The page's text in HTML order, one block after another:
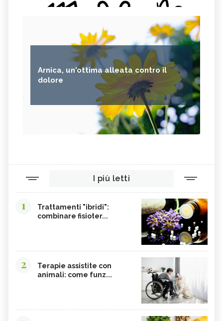
Arnica, un'ottima alleata contro il
dolore
I più letti
1
Trattamenti "ibridi":
combinare fisioter...
2
Terapie assistite con
animali: come funz...